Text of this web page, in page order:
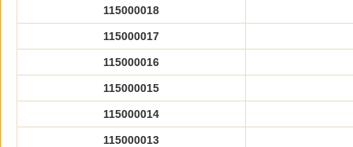
115000018
115000017
115000016
115000015
115000014
115000013